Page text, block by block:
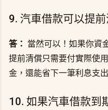
9. 汽車借款可以提前
答： 當然可以！如果你資
提前清償只需要付實際使
金，還能省下一筆利息支出
10. 如果汽車借款到